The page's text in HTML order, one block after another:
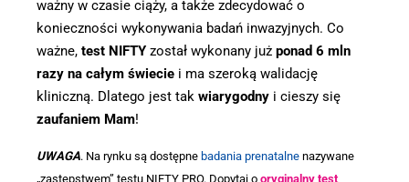
ważny w czasie ciąży, a także zdecydować o
konieczności wykonywania badań inwazyjnych. Co
ważne, test NIFTY został wykonany już ponad 6 mln
razy na całym świecie i ma szeroką walidację
kliniczną. Dlatego jest tak wiarygodny i cieszy się
zaufaniem Mam!
UWAGA. Na rynku są dostępne badania prenatalne nazywane
„zastępstwem” testu NIFTY PRO. Dopytaj o oryginalny test